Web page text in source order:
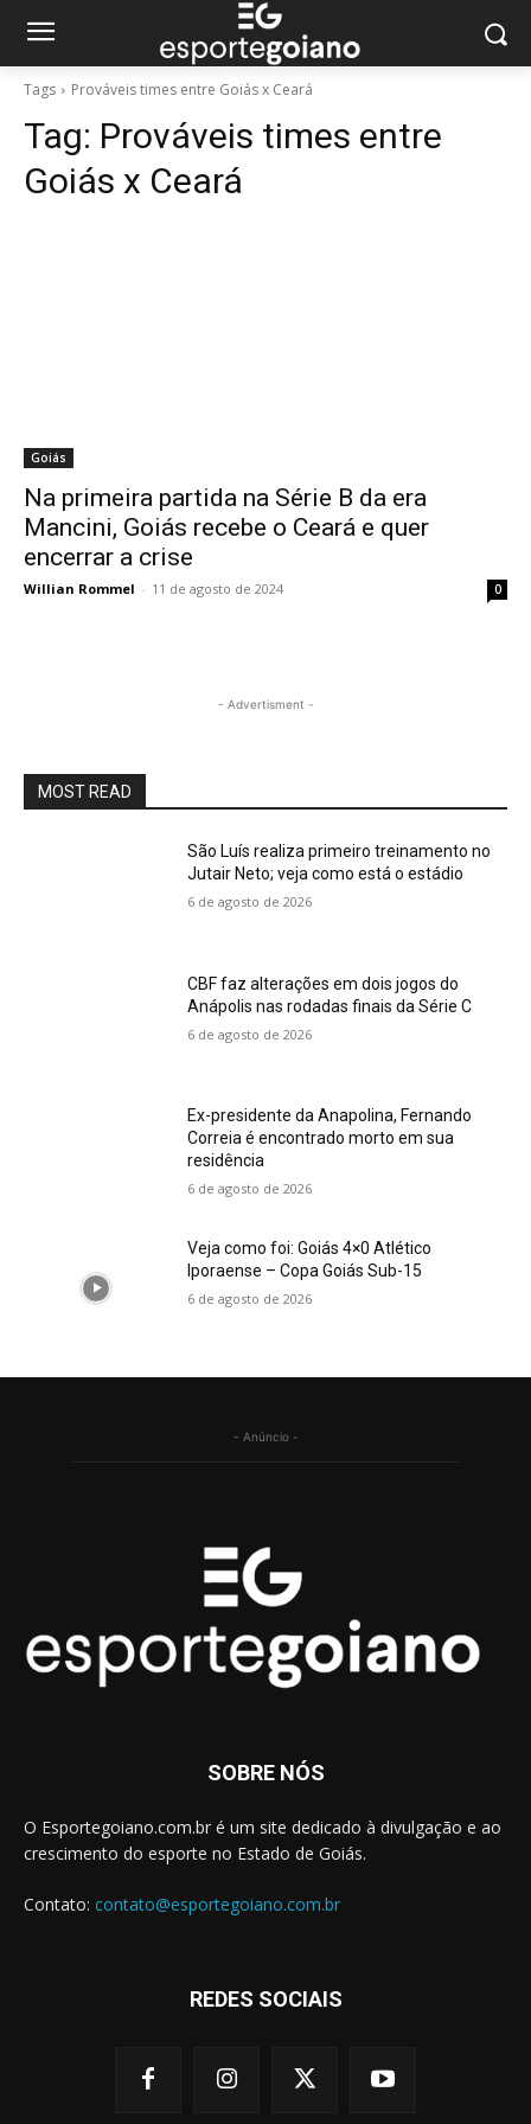
Tags Prováveis times entre Goiás x Ceará
Tag: Prováveis times entre
Goiás x Ceará
Goiás
Na primeira partida na Série B da era
Mancini, Goiás recebe o Ceará e quer
encerrar a crise
Willian Rommel - 11 de agosto de 2024 0
- Advertisment -
MOST READ
São Luís realiza primeiro treinamento no
Jutair Neto; veja como está o estádio
6 de agosto de 2026
CBF faz alterações em dois jogos do
Anápolis nas rodadas finais da Série C
6 de agosto de 2026
Ex-presidente da Anapolina, Fernando
Correia é encontrado morto em sua
residência
6 de agosto de 2026
Veja como foi: Goiás 4×0 Atlético
Iporaense – Copa Goiás Sub-15
6 de agosto de 2026
- Anúncio -
SOBRE NÓS
O Esportegoiano.com.br é um site dedicado à divulgação e ao
crescimento do esporte no Estado de Goiás.
Contato: contato@esportegoiano.com.br
REDES SOCIAIS